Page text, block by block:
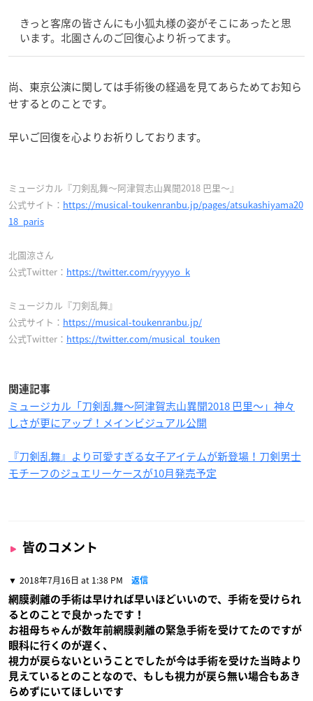
きっと客席の皆さんにも小狐丸様の姿がそこにあったと思
います。北園さんのご回復心より祈ってます。
尚、東京公演に関しては手術後の経過を見てあらためてお知ら
せするとのことです。
早いご回復を心よりお祈りしております。
ミュージカル『刀剣乱舞～阿津賀志山異聞2018 巴里～』
公式サイト： https://musical-toukenranbu.jp/pages/atsukashiyama20
18_paris
北園涼さん
公式Twitter： https://twitter.com/ryyyyo_k
ミュージカル『刀剣乱舞』
公式サイト： https://musical-toukenranbu.jp/
公式Twitter： https://twitter.com/musical_touken
関連記事
ミュージカル「刀剣乱舞〜阿津賀志山異聞2018 巴里～」神々
しさが更にアップ！メインビジュアル公開
『刀剣乱舞』より可愛すぎる女子アイテムが新登場！刀剣男士
モチーフのジュエリーケースが10月発売予定
皆のコメント
2018年7月16日 at 1:38 PM 返信
網膜剥離の手術は早ければ早いほどいいので、手術を受けられ
るとのことで良かったです！
お祖母ちゃんが数年前網膜剥離の緊急手術を受けてたのですが
眼科に行くのが遅く、
視力が戻らないということでしたが今は手術を受けた当時より
見えているとのことなので、もしも視力が戻ら無い場合もあき
らめずにいてほしいです